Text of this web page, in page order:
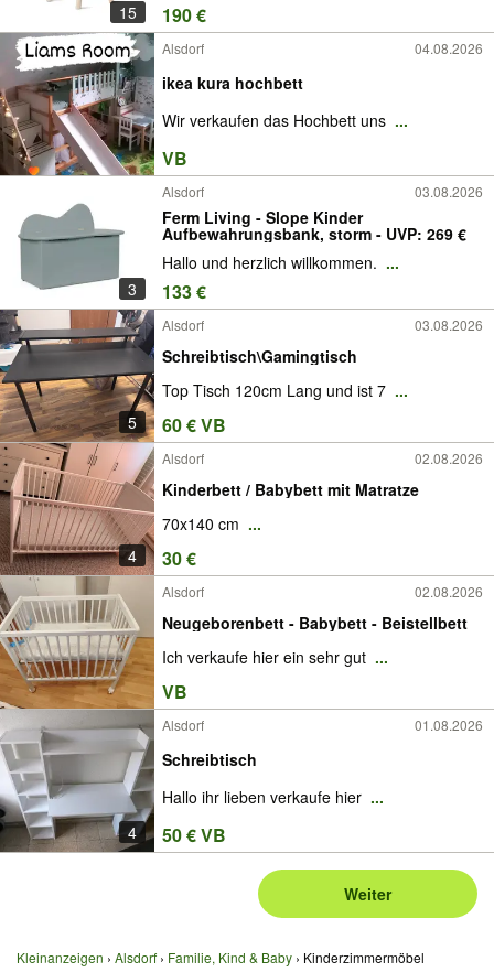
15 190 €
Alsdorf 04.08.2026
ikea kura hochbett
Wir verkaufen das Hochbett uns ...
VB
3
Alsdorf 03.08.2026
Ferm Living - Slope Kinder
Aufbewahrungsbank, storm - UVP: 269 €
Hallo und herzlich willkommen. ...
133 €
5
Alsdorf 03.08.2026
Schreibtisch\Gamingtisch
Top Tisch 120cm Lang und ist 7 ...
60 € VB
4
Alsdorf 02.08.2026
Kinderbett / Babybett mit Matratze
70x140 cm ...
30 €
Alsdorf 02.08.2026
Neugeborenbett - Babybett - Beistellbett
Ich verkaufe hier ein sehr gut ...
VB
4
Alsdorf 01.08.2026
Schreibtisch
Hallo ihr lieben verkaufe hier ...
50 € VB
Weiter
Kleinanzeigen Alsdorf Familie, Kind & Baby Kinderzimmermöbel